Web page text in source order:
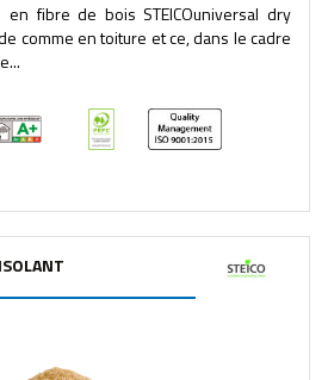
fibre de bois STEICOuniversal dry
comme en toiture et ce, dans le cadre